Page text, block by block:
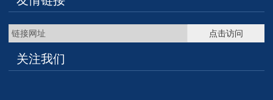
链接网址 点击访问
关注我们